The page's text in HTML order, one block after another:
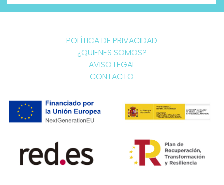
POLÍTICA DE PRIVACIDAD
¿QUIENES SOMOS?
AVISO LEGAL
CONTACTO